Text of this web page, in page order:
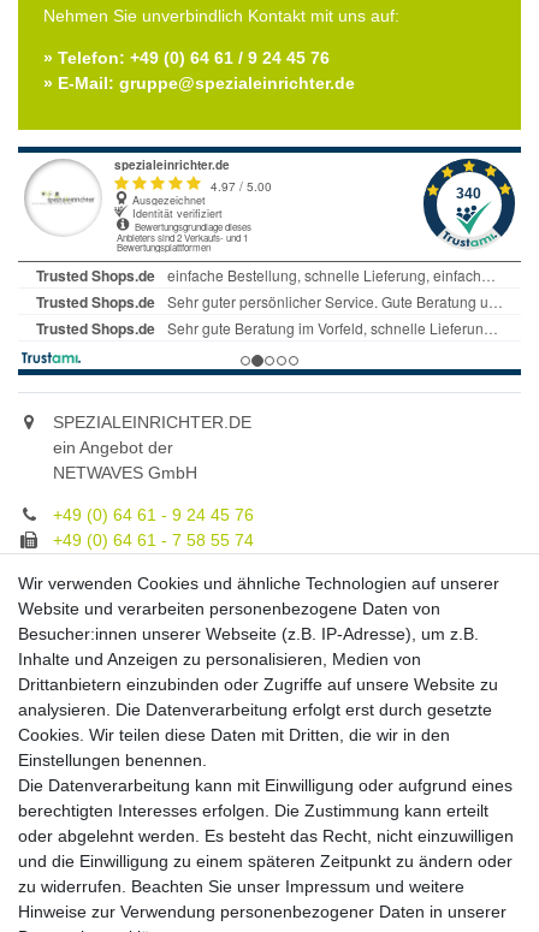
Nehmen Sie unverbindlich Kontakt mit uns auf:
» Telefon: +49 (0) 64 61 / 9 24 45 76
» E-Mail: gruppe@spezialeinrichter.de
SPEZIALEINRICHTER.DE
ein Angebot der
NETWAVES GmbH
+49 (0) 64 61 - 9 24 45 76
+49 (0) 64 61 - 7 58 55 74
Unsere Fachberatung:
Montag - Freitag, 9.00 - 21.00
Zahlungsmöglichkeiten
Versandkosten
Versandarten
Auslandsversand, Hochgebirgs- oder
Insellieferung
Wir verwenden Cookies und ähnliche Technologien auf unserer
Website und verarbeiten personenbezogene Daten von
Besucher:innen unserer Webseite (z.B. IP-Adresse), um z.B.
Inhalte und Anzeigen zu personalisieren, Medien von
Drittanbietern einzubinden oder Zugriffe auf unsere Website zu
analysieren. Die Datenverarbeitung erfolgt erst durch gesetzte
Cookies. Wir teilen diese Daten mit Dritten, die wir in den
Einstellungen benennen.
Die Datenverarbeitung kann mit Einwilligung oder aufgrund eines
berechtigten Interesses erfolgen. Die Zustimmung kann erteilt
oder abgelehnt werden. Es besteht das Recht, nicht einzuwilligen
und die Einwilligung zu einem späteren Zeitpunkt zu ändern oder
zu widerrufen. Beachten Sie unser Impressum und weitere
Hinweise zur Verwendung personenbezogener Daten in unserer